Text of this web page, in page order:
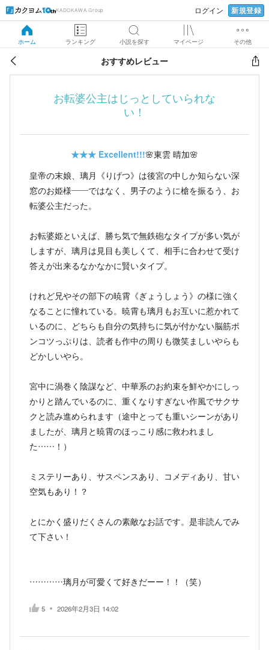
KADOKAWA Group ログイン 新規登録
ホーム ランキング 小説を探す マイページ その他
おすすめレビュー
お転婆公主はじっとしていられな
い！
★★★ Excellent!!!🌸東雲 晴加🌸
皇帝の末娘、璃月《りげつ》は後宮の中しか知らない深
窓のお姫様――ではなく、男子のように槍を振るう、お
転婆公主だった。
お転婆姫といえば、勝ち気で無鉄砲なタイプが多い気が
しますが、璃月は見目も美しくて、相手に合わせて受け
答えが出来るなかなかに賢いタイプ。
けれど兄やその部下の暁霄《ぎょうしょう》の様に強く
なることに憧れている。暁霄も璃月もお互いに惹かれて
いるのに、どちらも自分の気持ちに気が付かない脳筋ポ
ンコツっぷりは、読者も作中の周りも微笑ましいやらも
どかしいやら。
宮中に渦巻く陰謀など、中華系のお約束を鮮やかにしっ
かりと踏んでいるのに、重くなりすぎない作風でサクサ
クと読み進められます（途中とっても重いシーンがあり
ましたが、璃月と暁霄のほっこり感に救われまし
た……！）
ミステリーあり、サスペンスあり、コメディあり、甘い
空気もあり！？
とにかく盛りだくさんの素敵なお話です。是非読んでみ
て下さい！
…………璃月が可愛くて好きだーー！！（笑）
5 2026年2月3日 14:02